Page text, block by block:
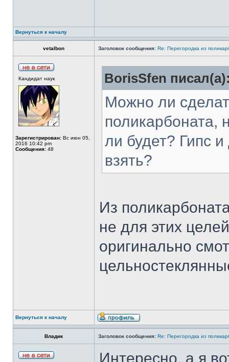
Вернуться к началу
vetalbon Заголовок сообщения: Re: Перегородка из
Кандидат наук
Зарегистрирован: Вс июн 05,
2016 10:42 pm
Сообщения: 48
BorisSfen
Можно ли
поликарбоната,
ли будет? Гипс
взять?
Из
не для этих
оригинально
Вернуться к началу
Владик Заголовок сообщения: Re: Перегородка из
Интересно, а я